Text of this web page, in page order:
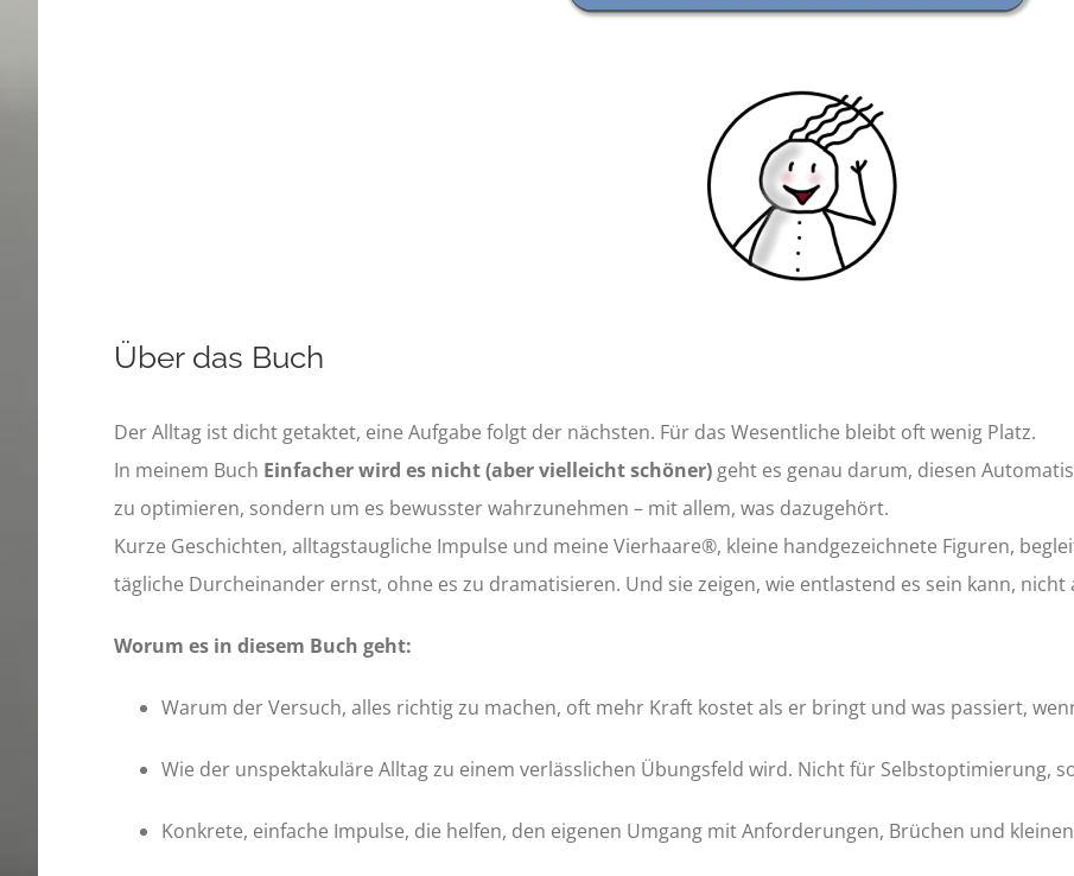
Über das Buch
Der Alltag ist dicht getaktet, eine Aufgabe folgt der nächsten. Für das Wesentliche bleibt oft wenig Platz.
In meinem Buch Einfacher wird es nicht (aber vielleicht schöner)geht es genau darum, diesen
zu optimieren, sondern um es bewusster wahrzunehmen – mit allem, was dazugehört.
Kurze Geschichten, alltagstaugliche Impulse und meine Vierhaare®, kleine handgezeichnete Figuren,
tägliche Durcheinander ernst, ohne es zu dramatisieren. Und sie zeigen, wie entlastend es sein kann, nicht
Worum es in diesem Buch geht:
Warum der Versuch, alles richtig zu machen, oft mehr Kraft kostet als er bringt und was passiert,
Wie der unspektakuläre Alltag zu einem verlässlichen Übungsfeld wird. Nicht für Selbstoptimierung,
Konkrete, einfache Impulse, die helfen, den eigenen Umgang mit Anforderungen, Brüchen und